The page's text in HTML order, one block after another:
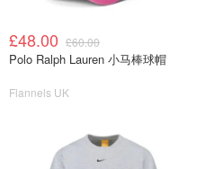
£48.00 £60.00
Polo Ralph Lauren 小马棒球帽
Flannels UK